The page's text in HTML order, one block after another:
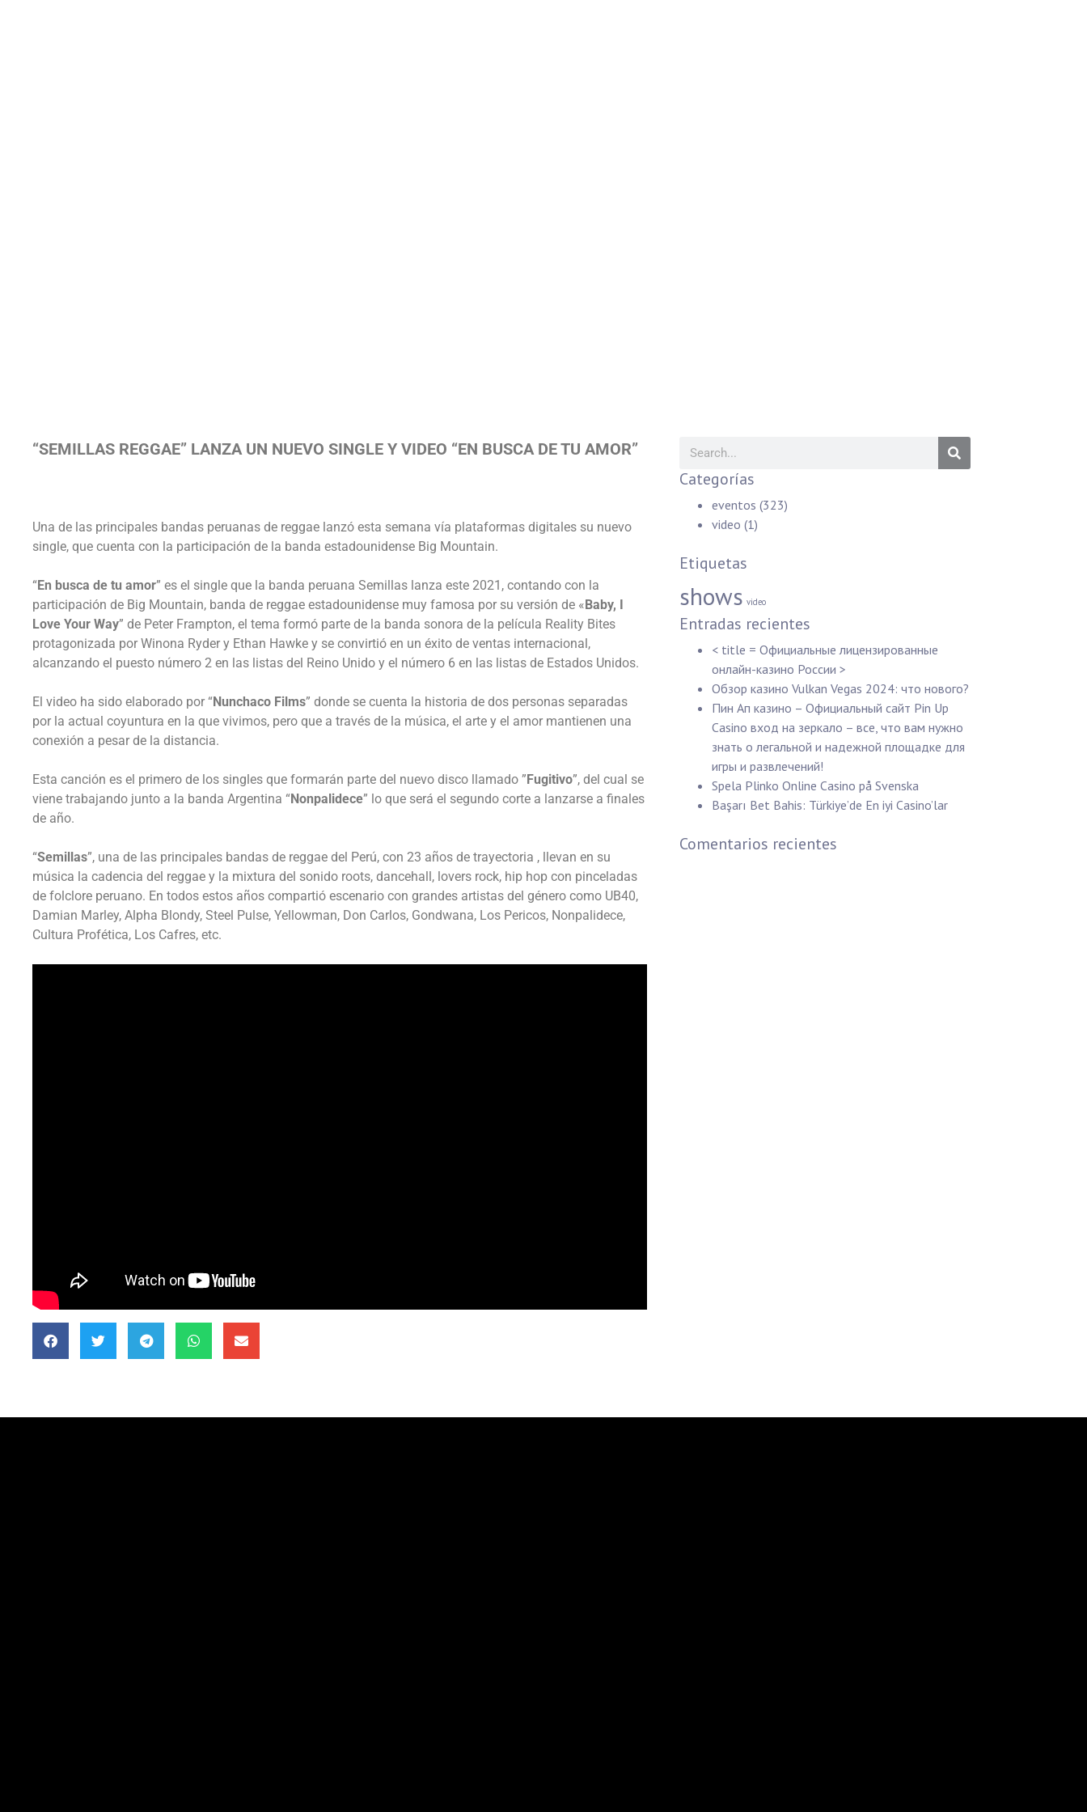
“SEMILLAS REGGAE” LANZA UN NUEVO SINGLE Y VIDEO “EN BUSCA DE TU AMOR”
Una de las principales bandas peruanas de reggae lanzó esta semana vía plataformas digitales su nuevo
single, que cuenta con la participación de la banda estadounidense Big Mountain.
“En busca de tu amor” es el single que la banda peruana Semillas lanza este 2021, contando con la
participación de Big Mountain, banda de reggae estadounidense muy famosa por su versión de «Baby, I
Love Your Way” de Peter Frampton, el tema formó parte de la banda sonora de la película Reality Bites
protagonizada por Winona Ryder y Ethan Hawke y se convirtió en un éxito de ventas internacional,
alcanzando el puesto número 2 en las listas del Reino Unido y el número 6 en las listas de Estados Unidos.
El video ha sido elaborado por “Nunchaco Films” donde se cuenta la historia de dos personas separadas
por la actual coyuntura en la que vivimos, pero que a través de la música, el arte y el amor mantienen una
conexión a pesar de la distancia.
Esta canción es el primero de los singles que formarán parte del nuevo disco llamado ”Fugitivo”, del cual se
viene trabajando junto a la banda Argentina “Nonpalidece” lo que será el segundo corte a lanzarse a finales
de año.
“Semillas”, una de las principales bandas de reggae del Perú, con 23 años de trayectoria , llevan en su
música la cadencia del reggae y la mixtura del sonido roots, dancehall, lovers rock, hip hop con pinceladas
de folclore peruano. En todos estos años compartió escenario con grandes artistas del género como UB40,
Damian Marley, Alpha Blondy, Steel Pulse, Yellowman, Don Carlos, Gondwana, Los Pericos, Nonpalidece,
Cultura Profética, Los Cafres, etc.
Categorías
eventos (323)
video (1)
Etiquetas
shows video
Entradas recientes
< title = Официальные лицензированные
онлайн-казино России >
Обзор казино Vulkan Vegas 2024: что нового?
Пин Ап казино – Официальный сайт Pin Up
Casino вход на зеркало – все, что вам нужно
знать о легальной и надежной площадке для
игры и развлечений!
Spela Plinko Online Casino på Svenska
Başarı Bet Bahis: Türkiye’de En iyi Casino’lar
Comentarios recientes